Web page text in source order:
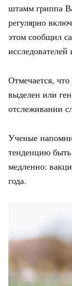
штамм гриппа
регулярно
этом сообщил
Отмечается,
выделен или
отслеживании
Ученые
тенденцию
медленно:
года.